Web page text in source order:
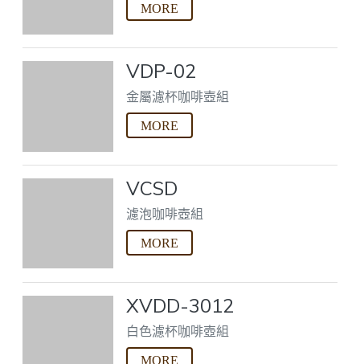
金屬濾杯咖啡壺組
VCSD
濾泡咖啡壺組